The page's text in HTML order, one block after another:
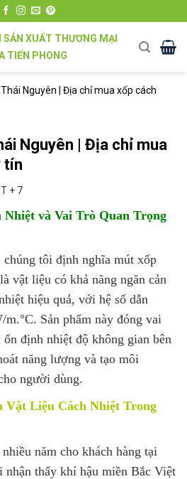
SẢN XUẤT THƯƠNG MẠI
TIẾN PHONG
Nguyên | Địa chỉ mua xốp cách
Nguyên | Địa chỉ mua
tín
+ 7
và Vai Trò Quan Trọng
chúng tôi định nghĩa mút xốp
vật liệu có khả năng ngăn cản
hiệu quả, với hệ số dẫn
Sản phẩm này đóng vai
định nhiệt độ không gian bên
năng lượng và tạo môi
người dùng.
Vật Liệu Cách Nhiệt Trong
năm cho khách hàng tại
nhận thấy khí hậu miền Bắc Việt